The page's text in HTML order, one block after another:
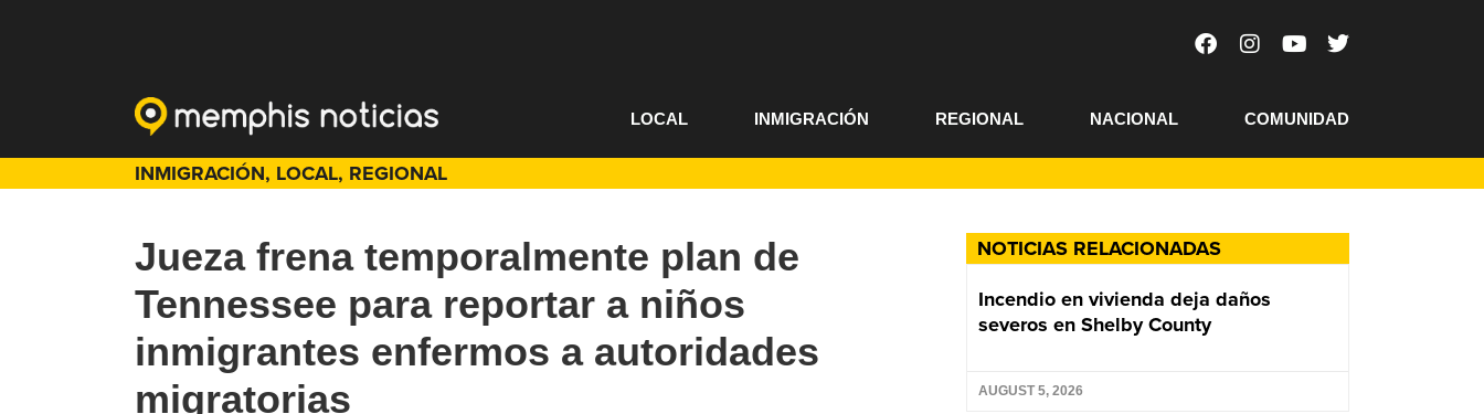
LOCAL INMIGRACIÓN REGIONAL NACIONAL COMUNIDAD
INMIGRACIÓN, LOCAL, REGIONAL
NOTICIAS RELACIONADAS
Incendio en vivienda deja daños
severos en Shelby County
AUGUST 5, 2026
Jueza frena temporalmente plan de
Tennessee para reportar a niños
inmigrantes enfermos a autoridades
migratorias